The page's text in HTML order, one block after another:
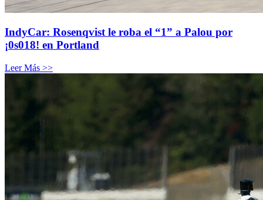
IndyCar: Rosenqvist le roba el “1” a Palou por
¡0s018! en Portland
Leer Más >>